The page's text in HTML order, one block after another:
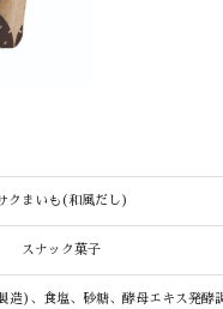
クまいも(和風だし)
スナック菓子
)、食塩、砂糖、酵母エキス発酵